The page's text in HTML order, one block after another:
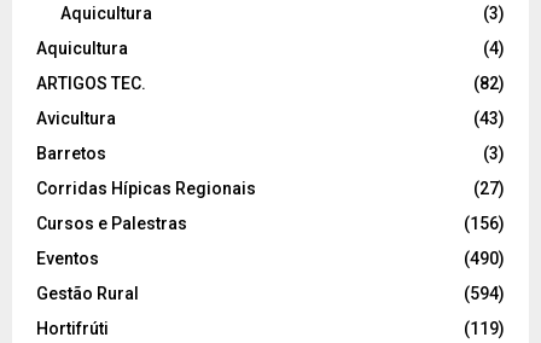
Aquicultura
(3)
Aquicultura
(4)
ARTIGOS TEC.
(82)
Avicultura
(43)
Barretos
(3)
Corridas Hípicas Regionais
(27)
Cursos e Palestras
(156)
Eventos
(490)
Gestão Rural
(594)
Hortifrúti
(119)